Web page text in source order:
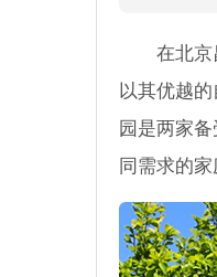
在北
以其优越
园是两家
同需求的家